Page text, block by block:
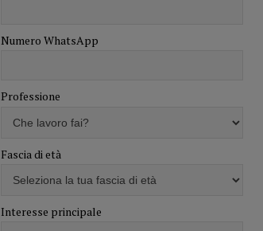
Numero WhatsApp
Professione
Fascia di età
Interesse principale